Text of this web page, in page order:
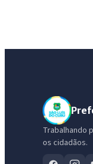
Trabalhando
os cidadãos.